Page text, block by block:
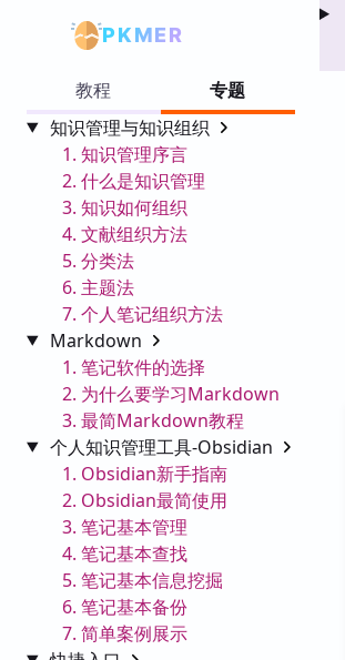
PKMER
教程
专题
知识管理与知识组织
1. 知识管理序言
2. 什么是知识管理
3. 知识如何组织
4. 文献组织方法
5. 分类法
6. 主题法
7. 个人笔记组织方法
Markdown
1. 笔记软件的选择
2. 为什么要学习Markdown
3. 最简Markdown教程
个人知识管理工具-Obsidian
1. Obsidian新手指南
2. Obsidian最简使用
3. 笔记基本管理
4. 笔记基本查找
5. 笔记基本信息挖掘
6. 笔记基本备份
7. 简单案例展示